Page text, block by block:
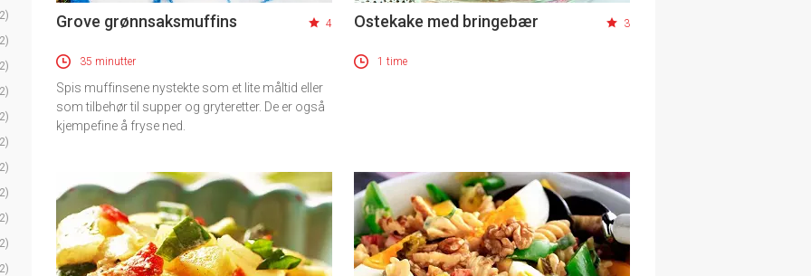
Grove grønnsaksmuffins 4
35 minutter
Spis muffinsene nystekte som et lite måltid eller
som tilbehør til supper og gryteretter. De er også
kjempefine å fryse ned.
Ostekake med bringebær 3
1 time